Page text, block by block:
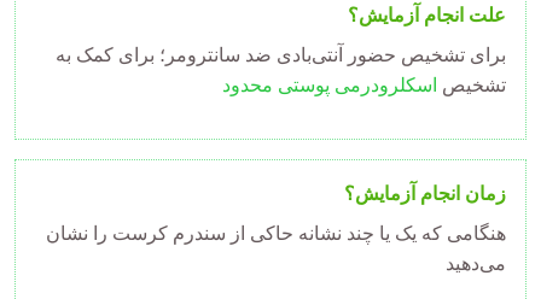
علت انجام آزمایش؟
برای تشخیص حضور آنتی‌بادی ضد سانترومر؛ برای کمک به
تشخیص اسکلرودرمی پوستی محدود
زمان انجام آزمایش؟
هنگامی که یک یا چند نشانه حاکی از سندرم کرست را نشان
می‌دهید